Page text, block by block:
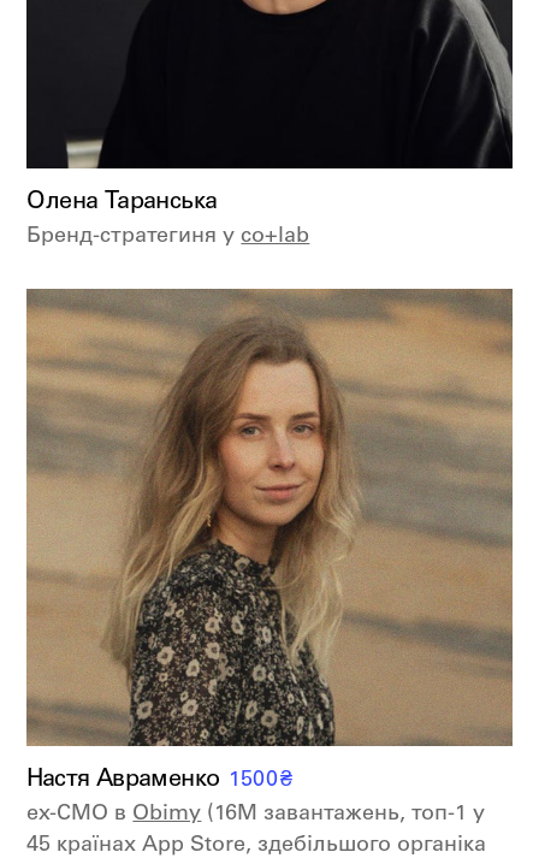
Олена Таранська
Бренд-стратегиня уco+lab
Настя Авраменко 1500₴
ex-CMO в Obimy (16M завантажень, топ-1 у
45 країнах App Store, здебільшого органіка